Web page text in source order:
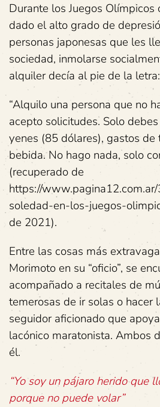
Durante los Juegos Olímpicos
dado el alto grado de
personas japonesas que les
sociedad, inmolarse
alquiler decía al pie de la letra:
“Alquilo una persona que no
acepto solicitudes. Solo
yenes (85 dólares), gastos de
bebida. No hago nada, solo
(recuperado de
https://
soledad-en-los-juegos-
de 2021).
Entre las cosas más
Morimoto en su “oficio”, se
acompañado a recitales de
temerosas de ir solas o hacer
seguidor aficionado que
lacónico maratonista. Ambos
él.
“Yo soy un pájaro herido que
porque no puede volar”